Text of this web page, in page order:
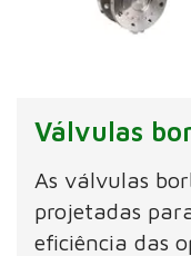
Válvulas
As válvulas
projetadas
eficiência das